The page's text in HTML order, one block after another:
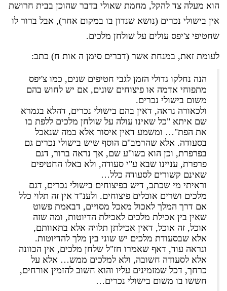
הוא מעלה צד להקל, מחמת שאולי בדבר שהוכן בבית חרושת
אין בישולי נכרים (נושא שנדון בו במקום אחר), אבל ברור לו
שחטיפי צ'יפס עולים על שולחן מלכים.
לעומת זאת, במנחת אשר (דברים סימן ה אות ח) כתב:
הנה נחלקו גדולי הזמן לגבי חטיפים שנים, כמו צ'יפס
מתפוחי אדמה או פיצוחים שונים, אם יש לחוש בהם
משום בישולי נכרים.
ולכאורה נראה, דאין בהם בישולי נכרים, דהלא בגמרא
שם איתא "כל שאינו עולה על שולחן מלכים ללפת בו
את הפת"… ומשמע דאין איסור אלא במה שנאכל
בסעודה. אלא שהרמב"ם הוסף שיש בישולי נכרים גם
בפרפרת, וכן הוא בשו"ע שם, אך נראה ברור, דגם
פרפרת, עניינו שבא ע"י סעודה, ולא באלו החטיפים
שאינם קשורים לסעודה כלל…
וראיתי מי שכתב, דיש בפיצוחים בישולי נכרים, דגם
מלכים ושרים אוכלים פיצוחים. ולענ"ד אין זה תלוי כלל
אם דרך המלך לאכול מאכל מסויים, דבאמת פשוט
שאין בין אכילת מלכים לאכילת הדיוטות, ומה שזה
אוכל, זה אוכל, דאין אכילתן תלויה אלא בתאוותם,
אלא שבסעודת מלכים יש שוני בין מלך להדיוטות.
ונראה עוד, דאף שאמרו חז"ל שלחן מלכים, אין הכוונה
אלא לסעודה חשובה, ולא למלכים ממש… אלא על
כרחך, דכל שמזמינים עליו והוא חשוב להזמין אורחים,
חששו בו משום בישולי נכרים…